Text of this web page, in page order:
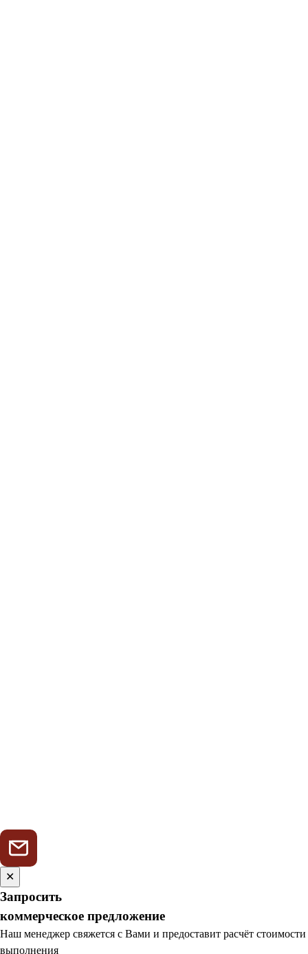
✕
Запросить
коммерческое предложение
Наш менеджер свяжется с Вами и предоставит расчёт стоимости
выполнения